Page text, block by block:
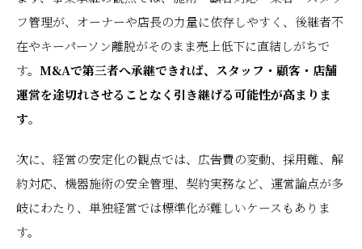
フ管理が、オーナーや店長の力量に依存しやすく、後継者不
在やキーパーソン離脱がそのまま売上低下に直結しがちで
す。 M&Aで第三者へ承継できれば、スタッフ・顧客・店舗
運営を途切れさせることなく引き継げる可能性が高まりま
す。
次に、経営の安定化の観点では、広告費の変動、採用難、解
約対応、機器施術の安全管理、契約実務など、運営論点が多
岐にわたり、単独経営では標準化が難しいケースもありま
す。